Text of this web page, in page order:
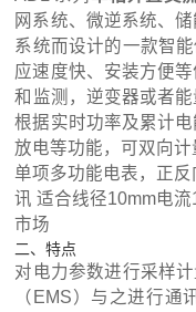
网系统、微逆系统、
系统而设计的一款智
应速度快、安装方便
和监测，逆变器或者
根据实时功率及累计
放电等功能，可双向计
单项多功能电表，正
讯 适合线径10mm电
市场
二、特点
对电力参数进行采样
（EMS）与之进行通